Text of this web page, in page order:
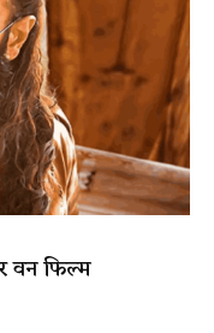
वन फिल्म